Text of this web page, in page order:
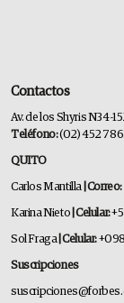
Contactos
Av. de los Shyris N34-
Teléfono:(02) 452
QUITO
Carlos Mantilla | Correo:
Karina Nieto | Celular:
Sol Fraga| Celular:
Suscripciones